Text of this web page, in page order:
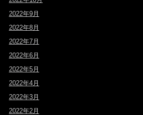
2022年9月
2022年8月
2022年7月
2022年6月
2022年5月
2022年4月
2022年3月
2022年2月